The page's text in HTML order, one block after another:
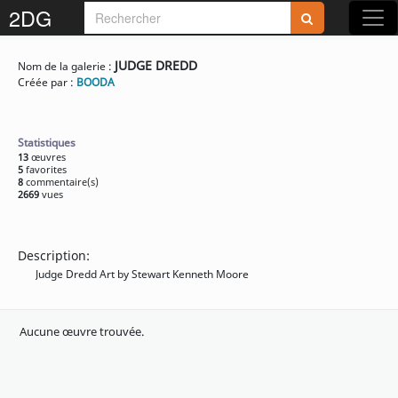
2DG
Nom de la galerie : JUDGE DREDD
Créée par : BOODA
Statistiques
13 œuvres
5 favorites
8 commentaire(s)
2669 vues
Description:
Judge Dredd Art by Stewart Kenneth Moore
Aucune œuvre trouvée.